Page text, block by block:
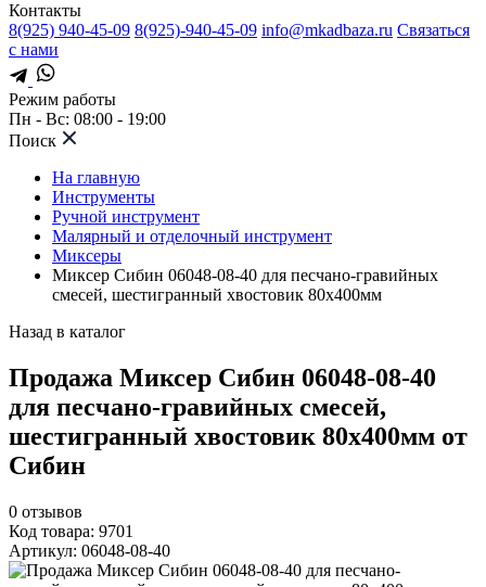
Контакты
8(925) 940-45-09 8(925)-940-45-09 info@mkadbaza.ru Связаться
с нами
Режим работы
Пн - Вс: 08:00 - 19:00
Поиск
На главную
Инструменты
Ручной инструмент
Малярный и отделочный инструмент
Миксеры
Миксер Сибин 06048-08-40 для песчано-гравийных
смесей, шестигранный хвостовик 80х400мм
Назад в каталог
Продажа Миксер Сибин 06048-08-40
для песчано-гравийных смесей,
шестигранный хвостовик 80х400мм от
Сибин
0 отзывов
Код товара: 9701
Артикул: 06048-08-40